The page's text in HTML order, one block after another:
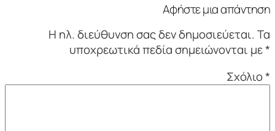
Αφήστε μια απάντηση
Η ηλ. διεύθυνση σας δεν δημοσιεύεται.Τα
υποχρεωτικά πεδία σημειώνονται με*
Σχόλιο*